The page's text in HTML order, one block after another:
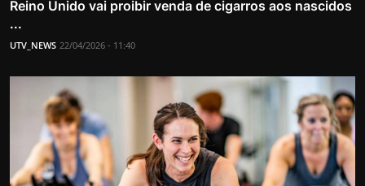
Reino Unido vai proibir venda de cigarros aos nascidos
...
UTV_NEWS 22/04/2026 - 11:40